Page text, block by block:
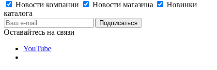
Новости компании
Новости магазина
Новинки
каталога
Оставайтесь на связи
YouTube